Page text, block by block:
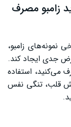
زامبو مصرف
نمونه‌های زامبو،
جدی ایجاد کند.
می‌کنید، استفاده
قلب، تنگی نفس